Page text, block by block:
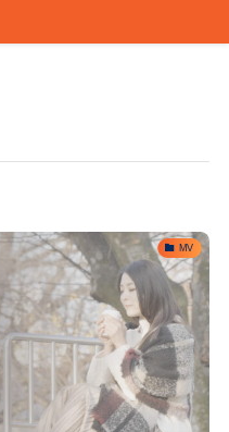
MV